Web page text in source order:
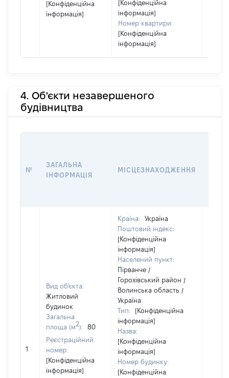
[Конфіденційна
інформація]
[Конфіденційна
інформація]
Номер квартири:
[Конфіденційна
інформація]
4. Об'єкти незавершеного
будівництва
№
ЗАГАЛЬНА
ІНФОРМАЦІЯ
МІСЦЕЗНАХОДЖЕННЯ
1
Вид об'єкта:
Житловий
будинок
Загальна
площа (м2):
80
Реєстраційний
номер:
[Конфіденційна
інформація]
Країна:
Україна
Поштовий індекс:
[Конфіденційна
інформація]
Населений пункт:
Пірванче /
Горохівський район /
Волинська область /
Україна
Тип:
[Конфіденційна
інформація]
Назва:
[Конфіденційна
інформація]
Номер будинку:
[Конфіденційна